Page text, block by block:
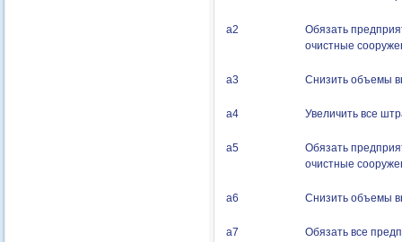
а2
Обязать
очистные
а3 Снизить объемы
а4 Увеличить все
а5
Обязать
очистные
а6 Снизить объемы
а7 Обязать все